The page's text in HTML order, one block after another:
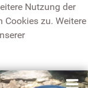
Nutzung der
Cookies zu. Weitere